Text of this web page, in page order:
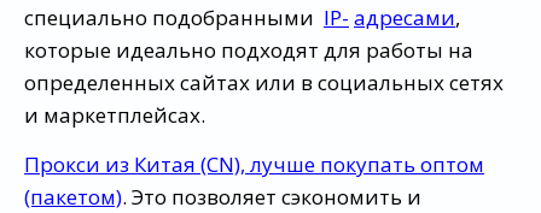
специально подобранными IP- адресами,
которые идеально подходят для работы на
определенных сайтах или в социальных сетях
и маркетплейсах.
Прокси из Китая (CN), лучше покупать оптом
(пакетом). Это позволяет сэкономить и